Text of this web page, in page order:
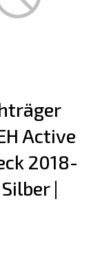
Active
2018-
|